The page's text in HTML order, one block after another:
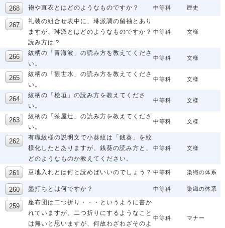
袍や直衣とはどのようなものですか？ 中等科 歴史
礼装の組合せ表中に、琳派調の留袖とあり
ますが、琳派とはどのようなものですか？
読み方は？
中等科 文様
紋柄の「青海波」の読み方を教えてくださ
い。
中等科 文様
紋柄の「観世水」の読み方を教えてくださ
い。
中等科 文様
紋柄の「桧垣」の読み方を教えてくださ
い。
中等科 文様
紋柄の「茶屋辻」の読み方を教えてくださ
い。
中等科 文様
有職紋様の説明文で小葵紋は「銭葵」を紋
様化したとありますが、銭葵の読み方と、
どのようなものか教えてください。
中等科 文様
豆地入れとは何と読めばいいのでしょう？ 中等科 染織の体系
墨打ちとは何ですか？ 中等科 染織の体系
座布団は二つ折り・・・というように書か
れていますが、二つ折りにするようなこと
は無いと思いますが、何故わざわざそのよ
中等科 マナー